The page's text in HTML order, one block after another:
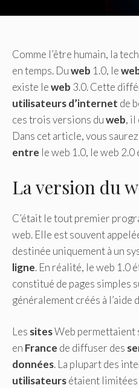
Comme l’être humain, la
en temps. Duweb 1.0, le
existe leweb 3.0. Cette
utilisateursd’internet de
ces trois versions duweb, il
Dans cet article, vous
entre le web 1.0, le web 2.0
La version du
C’était le tout premier
web. Elle est souvent
destinée uniquement à un
ligne. En réalité, le web 1.0
constitué de pages simples
généralement créés à l’aide
Les sitesWeb permettaient
en France de diffuser des
données. La plupart des
utilisateursétaient limitées